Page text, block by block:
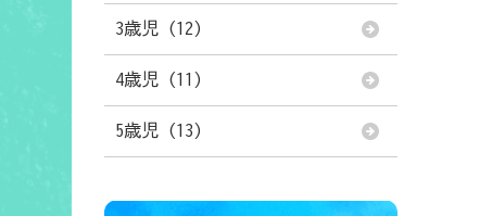
3歳児 (12)
4歳児 (11)
5歳児 (13)